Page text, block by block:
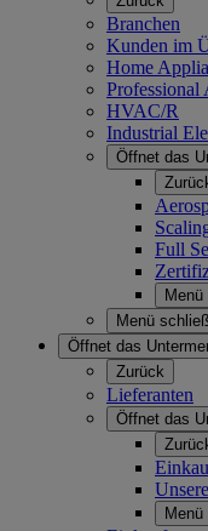
Branchen
Kunden im
Home
Professional
HVAC/R
Industrial
Öffnet das
Full
Menü
Öffnet das
Zurück
Lieferanten
Öffnet das